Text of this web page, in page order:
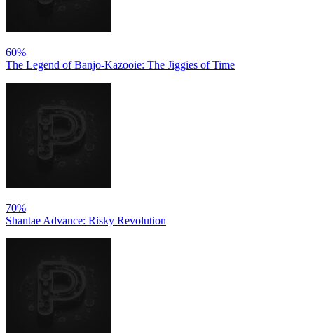
60%
The Legend of Banjo-Kazooie: The Jiggies of Time
70%
Shantae Advance: Risky Revolution